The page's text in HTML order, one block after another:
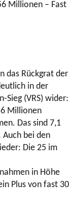
Millionen – Fast
das Rückgrat der
in der
Sieg (VRS) wider:
Millionen
Das sind 7,1
bei den
Die 25 im
in Höhe
Plus von fast 30